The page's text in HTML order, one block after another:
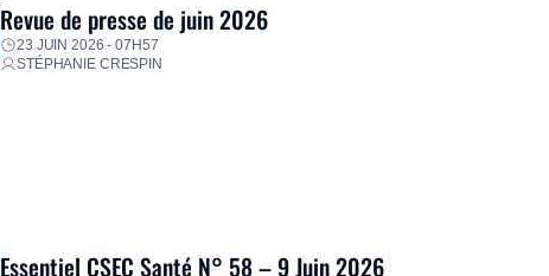
Revue de presse de juin 2026
23 JUIN 2026 - 07H57
STÉPHANIE CRESPIN
Essentiel CSEC Santé N° 58 – 9 Juin 2026